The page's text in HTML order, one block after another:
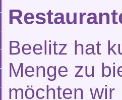
Beelitz hat
Menge zu
möchten